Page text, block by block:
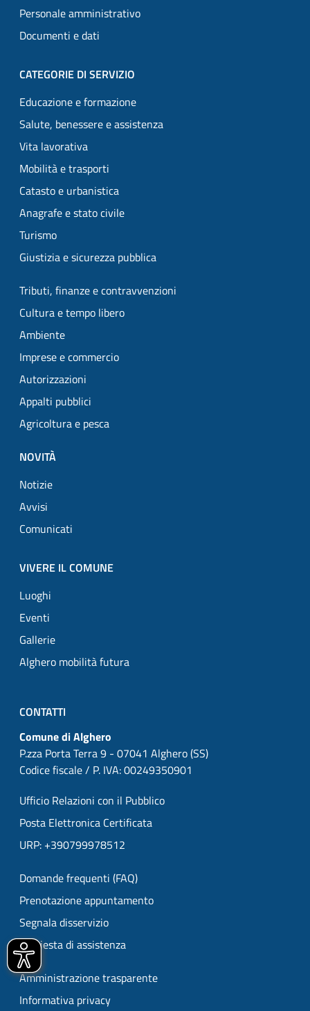
Personale amministrativo
Documenti e dati
CATEGORIE DI SERVIZIO
Educazione e formazione
Salute, benessere e assistenza
Vita lavorativa
Mobilità e trasporti
Catasto e urbanistica
Anagrafe e stato civile
Turismo
Giustizia e sicurezza pubblica
Tributi, finanze e contravvenzioni
Cultura e tempo libero
Ambiente
Imprese e commercio
Autorizzazioni
Appalti pubblici
Agricoltura e pesca
NOVITÀ
Notizie
Avvisi
Comunicati
VIVERE IL COMUNE
Luoghi
Eventi
Gallerie
Alghero mobilità futura
CONTATTI
Comune di Alghero
P.zza Porta Terra 9 - 07041 Alghero (SS)
Codice fiscale / P. IVA: 00249350901
Ufficio Relazioni con il Pubblico
Posta Elettronica Certificata
URP: +390799978512
Domande frequenti (FAQ)
Prenotazione appuntamento
Segnala disservizio
Richiesta di assistenza
Amministrazione trasparente
Informativa privacy